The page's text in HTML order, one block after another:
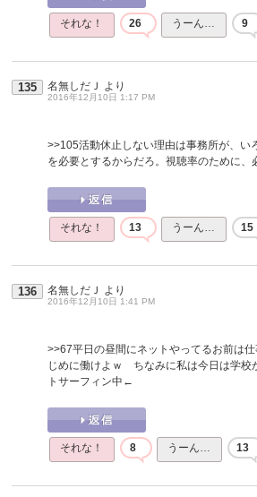
それな！ 26 うーん… 9
135 名無しだＪ より
2016年12月10日 1:17 PM
>>105活動休止しない理由は事務所が、い
を必要とするからだろ。視聴率のために、
それな！ 13 うーん… 15
136 名無しだＪ より
2016年12月10日 1:41 PM
>>67平日の昼間にネットやってるお前
じめに働けよｗ ちなみに私は今日は学校
トサーフィン中←
それな！ 8 うーん… 13